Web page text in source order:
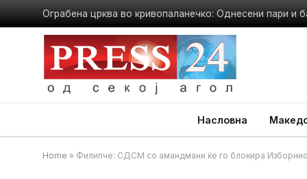
Ограбена црква во кривопаланечко: Однесени пари и
Насловна
Home » Филипче: СДСМ со амандмани ќе го блокира